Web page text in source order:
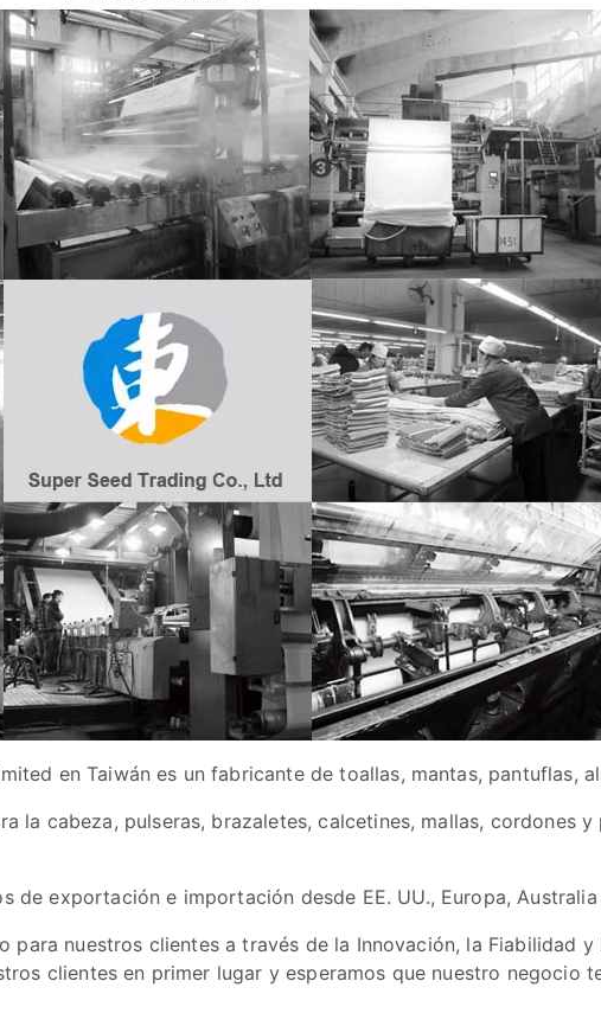
en Taiwán es un fabricante de toallas, mantas, pantuflas,
la cabeza, pulseras, brazaletes, calcetines, mallas, cordones
de exportación e importación desde EE. UU., Europa,
para nuestros clientes a través de la Innovación, la Fiabilidad y
clientes en primer lugar y esperamos que nuestro negocio